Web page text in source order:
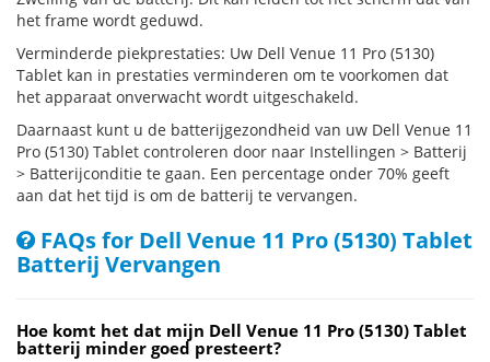
het frame wordt geduwd.
Verminderde piekprestaties: Uw Dell Venue 11 Pro (5130)
Tablet kan in prestaties verminderen om te voorkomen dat
het apparaat onverwacht wordt uitgeschakeld.
Daarnaast kunt u de batterijgezondheid van uw Dell Venue 11
Pro (5130) Tablet controleren door naar Instellingen > Batterij
> Batterijconditie te gaan. Een percentage onder 70% geeft
aan dat het tijd is om de batterij te vervangen.
FAQs for Dell Venue 11 Pro (5130) Tablet
Batterij Vervangen
Hoe komt het dat mijn Dell Venue 11 Pro (5130) Tablet
batterij minder goed presteert?